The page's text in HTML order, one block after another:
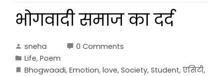
भोगवादी समाज का दर्द
sneha
0 Comments
Life, Poem
Bhogwaadi, Emotion, love, Society, Student, एंसिटी,